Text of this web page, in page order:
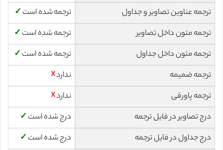
ترجمه عناوین تصاویر و جداول
ترجمه شده است ✓
ترجمه متون داخل تصاویر
ترجمه شده است ✓
ترجمه متون داخل جداول
ترجمه شده است ✓
ترجمه ضمیمه
ندارد☓
ترجمه پاورقی
ندارد☓
درج تصاویر در فایل ترجمه
درج شده است ✓
درج جداول در فایل ترجمه
درج شده است ✓